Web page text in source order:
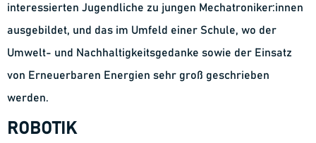
interessierten Jugendliche zu jungen Mechatroniker:innen
ausgebildet, und das im Umfeld einer Schule, wo der
Umwelt- und Nachhaltigkeitsgedanke sowie der Einsatz
von Erneuerbaren Energien sehr groß geschrieben
werden.
ROBOTIK